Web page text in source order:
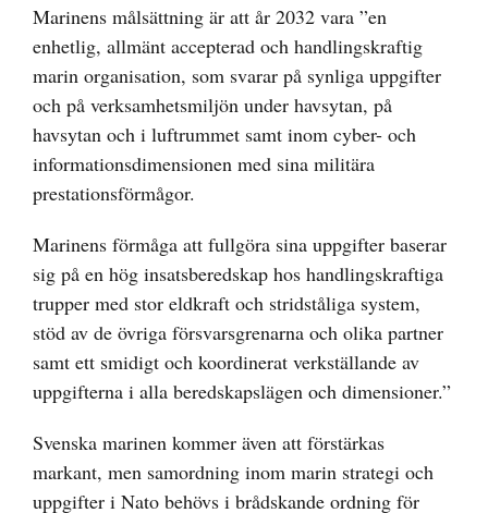
Marinens målsättning är att år 2032 vara ”en
enhetlig, allmänt accepterad och handlingskraftig
marin organisation, som svarar på synliga uppgifter
och på verksamhetsmiljön under havsytan, på
havsytan och i luftrummet samt inom cyber- och
informationsdimensionen med sina militära
prestationsförmågor.
Marinens förmåga att fullgöra sina uppgifter baserar
sig på en hög insatsberedskap hos handlingskraftiga
trupper med stor eldkraft och stridståliga system,
stöd av de övriga försvarsgrenarna och olika partner
samt ett smidigt och koordinerat verkställande av
uppgifterna i alla beredskapslägen och dimensioner.”
Svenska marinen kommer även att förstärkas
markant, men samordning inom marin strategi och
uppgifter i Nato behövs i brådskande ordning för